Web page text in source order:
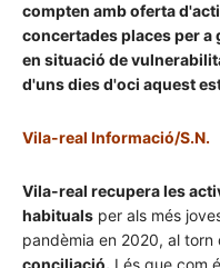
compten amb oferta
concertades places per a
en situació de
d'uns dies d'oci aquest
Vila-real Informació/S.N.
Vila-real recupera les
habituals per als més
pandèmia en 2020, al torn